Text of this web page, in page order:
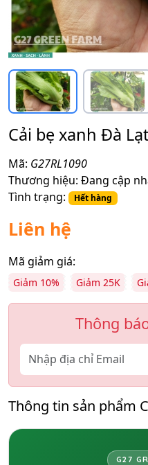
Cải bẹ xanh Đà
Mã: G27RL1090
Thương hiệu: Đang cập
Tình trạng:
Hết hàng
Liên hệ
Mã giảm giá:
Giảm 10% Giảm 25K
Thông
Thông tin sản phẩm
G27